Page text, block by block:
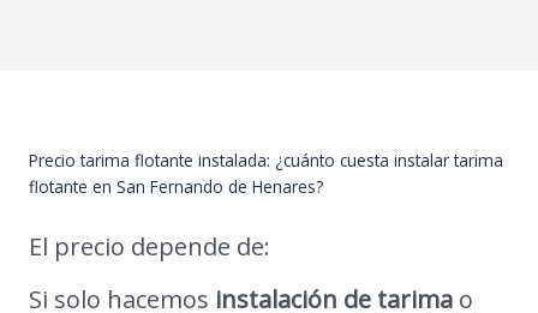
Precio tarima flotante instalada: ¿cuánto cuesta instalar tarima
flotante en San Fernando de Henares?
El precio depende de:
Si solo hacemos instalación de tarima o